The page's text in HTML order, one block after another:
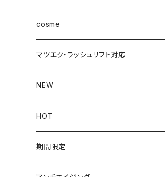
cosme
face
ファンデーション
UVケア
eye
まつ毛美容液
マスカラ
Lip
Day
Night
brow
ティント
マツエク・ラッシュリフト対応
NEW
HOT
期間限定